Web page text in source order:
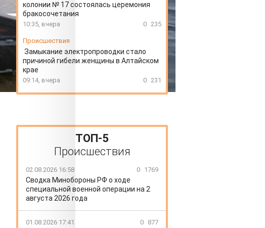
колонии № 17 состоялась церемония
бракосочетания
10:35, вчера 0 235
Происшествия
Замыкание электропроводки стало
причиной гибели женщины в Алтайском
крае
09:14, вчера 0 231
ТОП-5
Происшествия
02.08.2026 16:58 0 1769
Сводка Минобороны РФ о ходе
специальной военной операции на 2
августа 2026 года
01.08.2026 17:41 0 877